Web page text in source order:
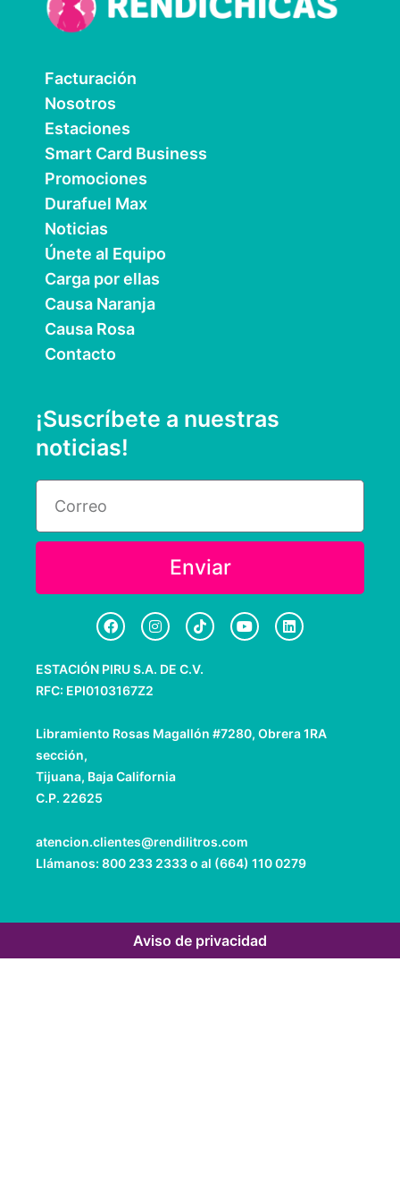
Facturación
Nosotros
Estaciones
Smart Card Business
Promociones
Durafuel Max
Noticias
Únete al Equipo
Carga por ellas
Causa Naranja
Causa Rosa
Contacto
¡Suscríbete a nuestras
noticias!
Enviar
F
a
c
e
b
o
I
n
s
a
m
T
i
k
t
o
Y
o
u
L
i
n
ESTACIÓN PIRU S.A. DE C.V.
RFC: EPI0103167Z2
Libramiento Rosas Magallón #7280, Obrera 1RA
sección,
Tijuana, Baja California
C.P. 22625
atencion.clientes@rendilitros.com
Llámanos: 800 233 2333 o al (664) 110 0279
Aviso de privacidad